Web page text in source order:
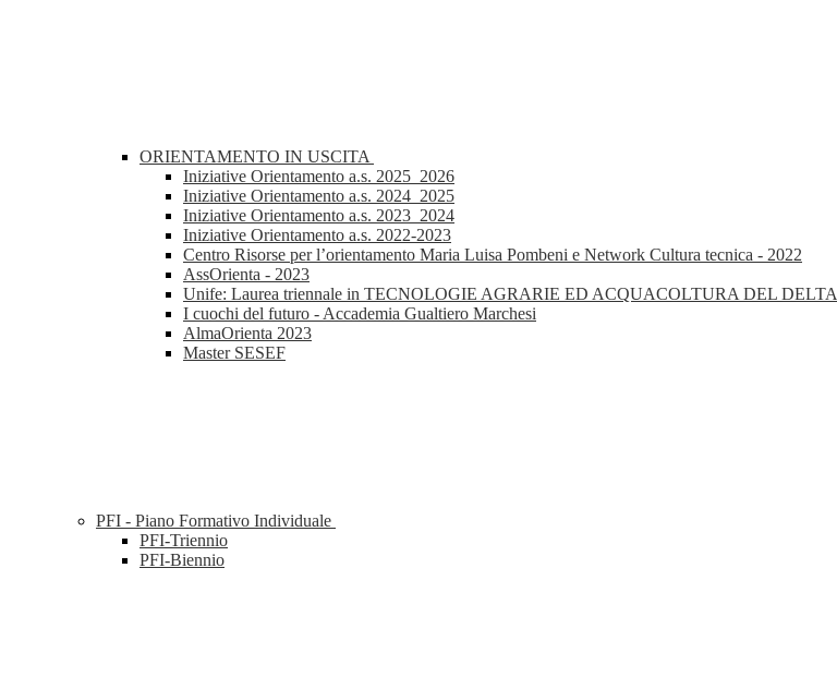
ORIENTAMENTO IN USCITA
Iniziative Orientamento a.s. 2025_2026
Iniziative Orientamento a.s. 2024_2025
Iniziative Orientamento a.s. 2023_2024
Iniziative Orientamento a.s. 2022-2023
Centro Risorse per l’orientamento Maria Luisa Pombeni e Network Cultura tecnica - 2022
AssOrienta - 2023
Unife: Laurea triennale in TECNOLOGIE AGRARIE ED ACQUACOLTURA DEL DELTA
I cuochi del futuro - Accademia Gualtiero Marchesi
AlmaOrienta 2023
Master SESEF
PFI - Piano Formativo Individuale
PFI-Triennio
PFI-Biennio